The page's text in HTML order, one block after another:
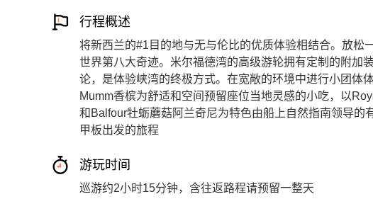
行程概述
将新西兰的#1目的地与无与伦比的优质体验相结合。放松
世界第八大奇迹。米尔福德湾的高级游轮拥有定制的附加
论，是体验峡湾的终极方式。在宽敞的环境中进行小团体
Mumm香槟为舒适和空间预留座位当地灵感的小吃，以
和Balfour牡蛎蘑菇阿兰奇尼为特色由船上自然指南领导的
甲板出发的旅程
游玩时间
巡游约2小时15分钟，含往返路程请预留一整天